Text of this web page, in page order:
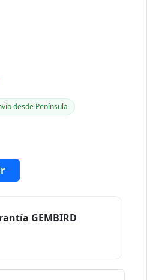
desde Península
GEMBIRD